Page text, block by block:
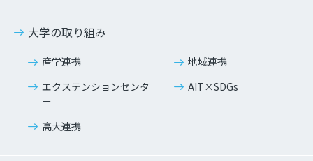
大学の取り組み
産学連携
地域連携
エクステンションセンタ
ー
AIT×SDGs
高大連携